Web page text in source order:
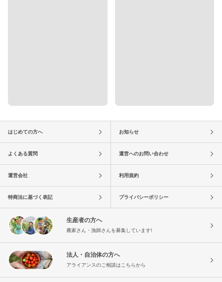
はじめての方へ お知らせ
よくある質問 運営へのお問い合わせ
運営会社 利用規約
特商法に基づく表記 プライバシーポリシー
生産者の方へ
農家さん・漁師さんを募集しています!
法人・自治体の方へ
アライアンスのご相談はこちらから